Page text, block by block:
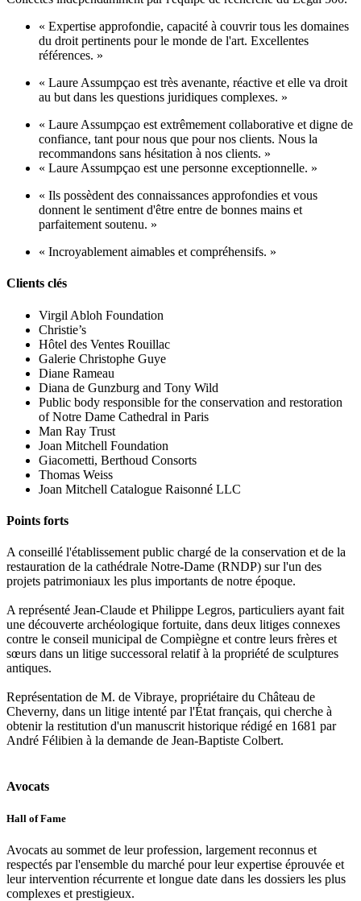
« Expertise approfondie, capacité à couvrir tous les domaines
du droit pertinents pour le monde de l'art. Excellentes
références. »
« Laure Assumpçao est très avenante, réactive et elle va droit
au but dans les questions juridiques complexes. »
« Laure Assumpçao est extrêmement collaborative et digne de
confiance, tant pour nous que pour nos clients. Nous la
recommandons sans hésitation à nos clients. »
« Laure Assumpçao est une personne exceptionnelle. »
« Ils possèdent des connaissances approfondies et vous
donnent le sentiment d'être entre de bonnes mains et
parfaitement soutenu. »
« Incroyablement aimables et compréhensifs. »
Clients clés
Virgil Abloh Foundation
Christie’s
Hôtel des Ventes Rouillac
Galerie Christophe Guye
Diane Rameau
Diana de Gunzburg and Tony Wild
Public body responsible for the conservation and restoration
of Notre Dame Cathedral in Paris
Man Ray Trust
Joan Mitchell Foundation
Giacometti, Berthoud Consorts
Thomas Weiss
Joan Mitchell Catalogue Raisonné LLC
Points forts
A conseillé l'établissement public chargé de la conservation et de la
restauration de la cathédrale Notre-Dame (RNDP) sur l'un des
projets patrimoniaux les plus importants de notre époque.
A représenté Jean-Claude et Philippe Legros, particuliers ayant fait
une découverte archéologique fortuite, dans deux litiges connexes
contre le conseil municipal de Compiègne et contre leurs frères et
sœurs dans un litige successoral relatif à la propriété de sculptures
antiques.
Représentation de M. de Vibraye, propriétaire du Château de
Cheverny, dans un litige intenté par l'État français, qui cherche à
obtenir la restitution d'un manuscrit historique rédigé en 1681 par
André Félibien à la demande de Jean-Baptiste Colbert.
Avocats
Hall of Fame
Avocats au sommet de leur profession, largement reconnus et
respectés par l'ensemble du marché pour leur expertise éprouvée et
leur intervention récurrente et longue date dans les dossiers les plus
complexes et prestigieux.